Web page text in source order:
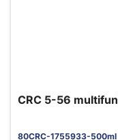
CRC 5-56
80CRC-1755933-500ml